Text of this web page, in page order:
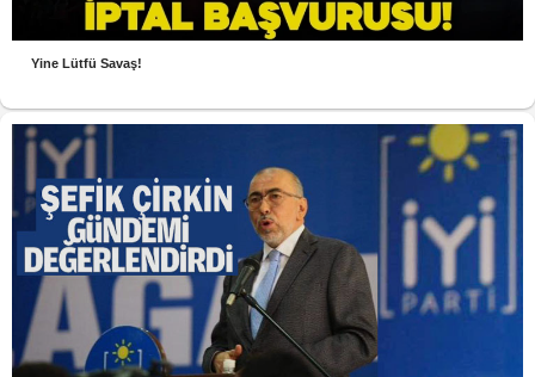
Yine Lütfü Savaş!